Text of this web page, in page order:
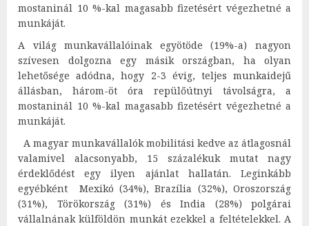
mostaninál 10 %-kal magasabb fizetésért végezhetné a
munkáját.
A világ munkavállalóinak egyötöde (19%-a) nagyon
szívesen dolgozna egy másik országban, ha olyan
lehetősége adódna, hogy 2-3 évig, teljes munkaidejű
állásban, három-öt óra repülőútnyi távolságra, a
mostaninál 10 %-kal magasabb fizetésért végezhetné a
munkáját.
A magyar munkavállalók mobilitási kedve az átlagosnál
valamivel alacsonyabb, 15 százalékuk mutat nagy
érdeklődést egy ilyen ajánlat hallatán. Leginkább
egyébként Mexikó (34%), Brazília (32%), Oroszország
(31%), Törökország (31%) és India (28%) polgárai
vállalnának külföldön munkát ezekkel a feltételekkel. A